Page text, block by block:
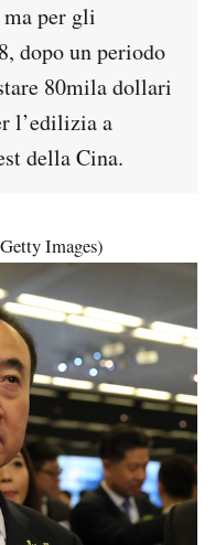
per gli
dopo un periodo
80mila dollari
l’edilizia a
della Cina.
Images)